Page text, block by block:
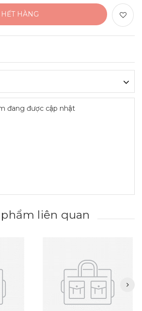
HẾT HÀNG
đang được cập nhật
liên quan